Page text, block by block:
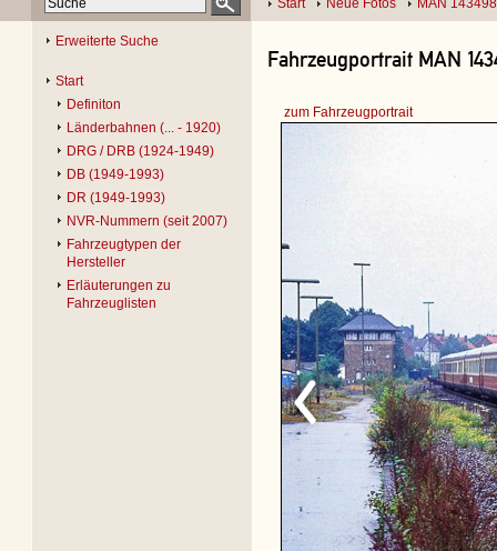
Start Neue Fotos MAN 143498
Erweiterte Suche
Start
Definiton
Länderbahnen (... - 1920)
DRG / DRB (1924-1949)
DB (1949-1993)
DR (1949-1993)
NVR-Nummern (seit 2007)
Fahrzeugtypen der
Hersteller
Erläuterungen zu
Fahrzeuglisten
Fahrzeugportrait MAN
zum Fahrzeugportrait